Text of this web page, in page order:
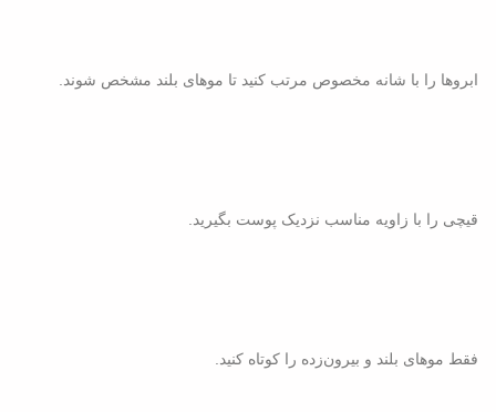
ابروها را با شانه مخصوص مرتب کنید تا موهای بلند مشخص شوند.
قیچی را با زاویه مناسب نزدیک پوست بگیرید.
فقط موهای بلند و بیرون‌زده را کوتاه کنید.